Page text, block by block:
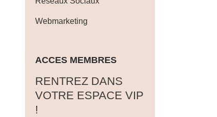
Webmarketing
ACCES MEMBRES
‎RENTREZ DANS
VOTRE ESPACE VIP
!